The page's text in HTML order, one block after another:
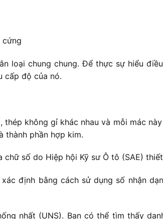
cứng
loại chung chung. Để thực sự hiểu
cấp độ của nó.
không gỉ khác nhau và mỗi mác
thành phần hợp kim.
số do Hiệp hội Kỹ sư Ô tô (SAE)
định bằng cách sử dụng số nhận
nhất (UNS). Bạn có thể tìm thấy